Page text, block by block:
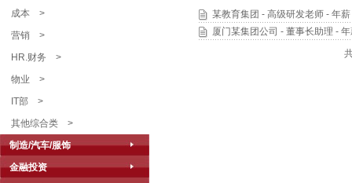
成本 >
营销 >
HR.财务 >
物业 >
IT部 >
其他综合类 >
制造/汽车/服饰
金融投资
某教育集团 - 高级研发老师 - 年
厦门某集团公司 - 董事长助理 -